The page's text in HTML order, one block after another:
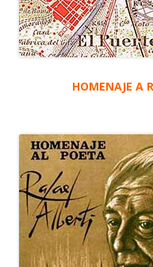
HOMENAJE A